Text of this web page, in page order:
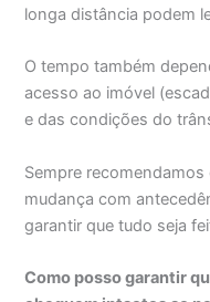
longa distância podem
O tempo também
acesso ao imóvel
e das condições do
Sempre
mudança com
garantir que tudo seja
Como posso garantir